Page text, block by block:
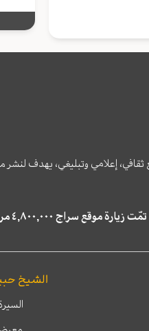
ثقافي، إعلامي وتبليغي، يهدف
تمّت زيارة موقع سراج ٤,٨٠٠,٠٠٠ مرة خلال الستة أشهر الماضية، كما ظهر في نتائج البحث في محركات البحث٢٢,٢٩٠,٠٠٠ مرّة.
الشيخ